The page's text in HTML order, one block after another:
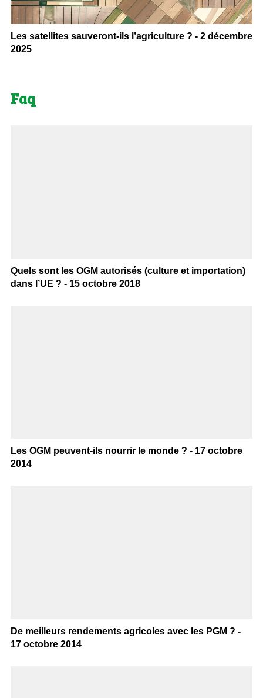
Les satellites sauveront-ils l’agriculture ? - 2 décembre
2025
Faq
Quels sont les OGM autorisés (culture et importation)
dans l’UE ? - 15 octobre 2018
Les OGM peuvent-ils nourrir le monde ? - 17 octobre
2014
De meilleurs rendements agricoles avec les PGM ? -
17 octobre 2014